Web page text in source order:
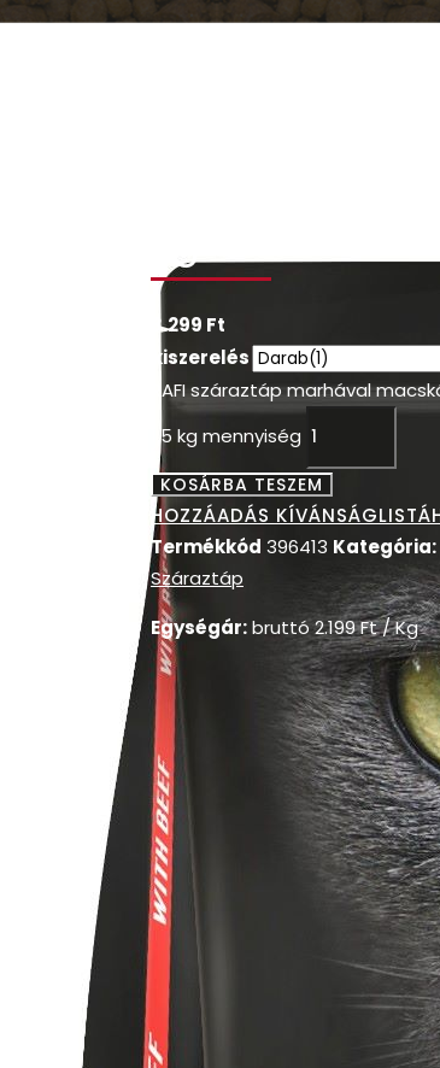
3.299 Ft
kiszerelés
RAFI száraztáp marhával
1,5 kg mennyiség
KOSÁRBA TESZEM
HOZZÁADÁS
Termékkód 396413 Kategória:
Száraztáp
Egységár:bruttó2.199Ft/ Kg